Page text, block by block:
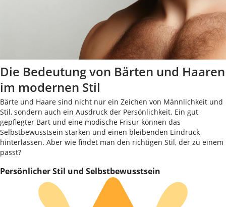
Die Bedeutung von Bärten und Haaren
im modernen Stil
Bärte und Haare sind nicht nur ein Zeichen von Männlichkeit und
Stil, sondern auch ein Ausdruck der Persönlichkeit. Ein gut
gepflegter Bart und eine modische Frisur können das
Selbstbewusstsein stärken und einen bleibenden Eindruck
hinterlassen. Aber wie findet man den richtigen Stil, der zu einem
passt?
Persönlicher Stil und Selbstbewusstsein